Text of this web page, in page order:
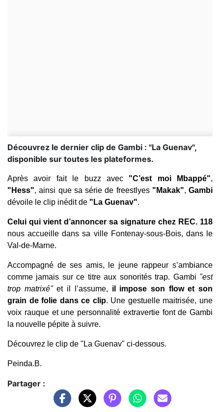
Découvrez le dernier clip de Gambi : "La Guenav",
disponible sur toutes les plateformes.
Après avoir fait le buzz avec "C’est moi Mbappé",
"Hess", ainsi que sa série de freestlyes "Makak", Gambi
dévoile le clip inédit de "La Guenav".
Celui qui vient d’annoncer sa signature chez REC. 118
nous accueille dans sa ville Fontenay-sous-Bois, dans le
Val-de-Marne.
Accompagné de ses amis, le jeune rappeur s’ambiance
comme jamais sur ce titre aux sonorités trap. Gambi "est
trop matrixé"et il l’assume, il impose son flow et son
grain de folie dans ce clip. Une gestuelle maitrisée, une
voix rauque et une personnalité extravertie font de Gambi
la nouvelle pépite à suivre.
Découvrez le clip de "La Guenav" ci-dessous.
Peinda.B.
Partager :